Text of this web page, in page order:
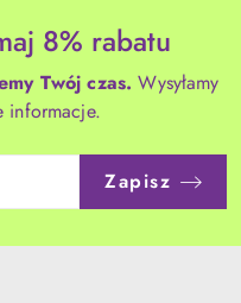
8% rabatu
Twój czas. Wysyłamy
informacje.
Zapisz